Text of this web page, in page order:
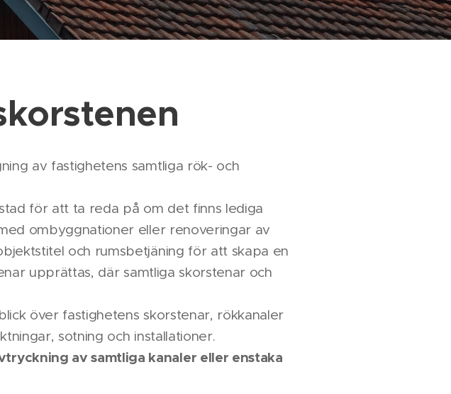
av fastighetens samtliga rök- och
för att ta reda på om det finns lediga
ombyggnationer eller renoveringar av
och rumsbetjäning för att skapa en
upprättas, där samtliga skorstenar och
över fastighetens skorstenar, rökkanaler
sotning och installationer.
av samtliga kanaler eller enstaka